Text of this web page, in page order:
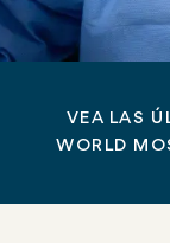
VEA LAS
WORLD